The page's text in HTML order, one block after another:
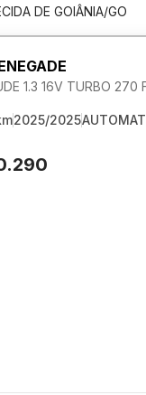
DE GOIÂNIA/GO
1.3 16V TURBO 270
2025/2025